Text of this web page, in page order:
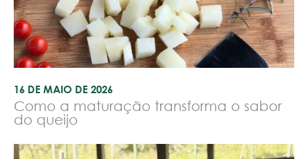
16 DE MAIO DE 2026
Como a maturação transforma o sabor
do queijo